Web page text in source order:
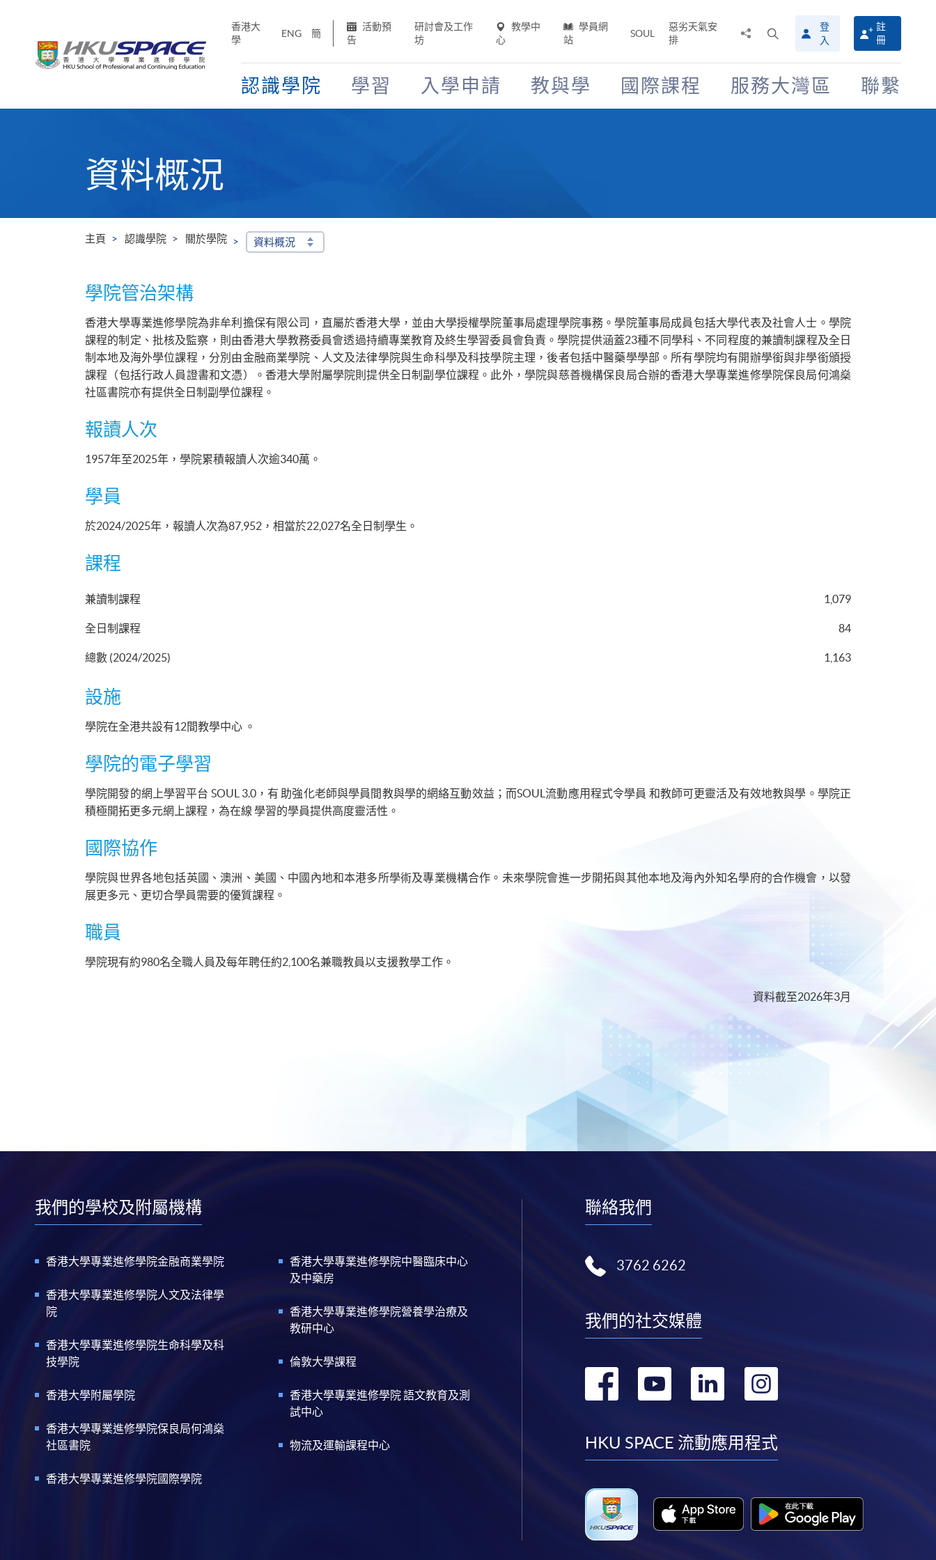
香港大
學
ENG 簡
活動預
告
研討會及工作
坊
教學中
心
學員網
站
SOUL
惡劣天氣安
排
搜
尋
介
面
登
入
註
冊
認識學院 學習 入學申請 教與學 國際課程 服務大灣區 聯繫
資料概況
主頁 認識學院 關於學院 資料概況
學院管治架構
香港大學專業進修學院為非牟利擔保有限公司，直屬於香港大學，並由大學授權學院董事局處理學院事務。學院董事局成員包括大學代表及社會人士。學院
課程的制定、批核及監察，則由香港大學教務委員會透過持續專業教育及終生學習委員會負責。學院提供涵蓋23種不同學科、不同程度的兼讀制課程及全日
制本地及海外學位課程，分別由金融商業學院、人文及法律學院與生命科學及科技學院主理，後者包括中醫藥學學部。所有學院均有開辦學銜與非學銜頒授
課程（包括行政人員證書和文憑）。香港大學附屬學院則提供全日制副學位課程。此外，學院與慈善機構保良局合辦的香港大學專業進修學院保良局何鴻燊
社區書院亦有提供全日制副學位課程。
報讀人次
1957年至2025年，學院累積報讀人次逾340萬。
學員
於2024/2025年，報讀人次為87,952，相當於22,027名全日制學生。
課程
兼讀制課程 1,079
全日制課程 84
總數 (2024/2025) 1,163
設施
學院在全港共設有12間教學中心 。
學院的電子學習
學院開發的網上學習平台 SOUL 3.0，有 助強化老師與學員間教與學的網絡互動效益；而SOUL流動應用程式令學員 和教師可更靈活及有效地教與學。學院正
積極開拓更多元網上課程，為在線 學習的學員提供高度靈活性。
國際協作
學院與世界各地包括英國、澳洲、美國、中國內地和本港多所學術及專業機構合作。未來學院會進一步開拓與其他本地及海內外知名學府的合作機會，以發
展更多元、更切合學員需要的優質課程。
職員
學院現有約980名全職人員及每年聘任約2,100名兼職教員以支援教學工作。
資料截至2026年3月
我們的學校及附屬機構
香港大學專業進修學院金融商業學院
香港大學專業進修學院人文及法律學
院
香港大學專業進修學院生命科學及科
技學院
香港大學附屬學院
香港大學專業進修學院保良局何鴻燊
社區書院
香港大學專業進修學院國際學院
香港大學專業進修學院中醫臨床中心
及中藥房
香港大學專業進修學院營養學治療及
教研中心
倫敦大學課程
香港大學專業進修學院 語文教育及測
試中心
物流及運輸課程中心
聯絡我們
3762 6262
我們的社交媒體
轉
facebook
轉
youtube
轉
linkedin
轉
instagram
HKU SPACE 流動應用程式